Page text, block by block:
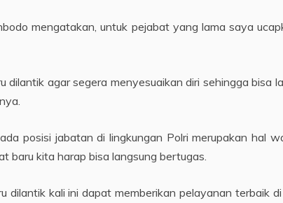
mengatakan, untuk pejabat yang lama saya
dilantik agar segera menyesuaikan diri sehingga bisa
posisi jabatan di lingkungan Polri merupakan hal
baru kita harap bisa langsung bertugas.
dilantik kali ini dapat memberikan pelayanan terbaik